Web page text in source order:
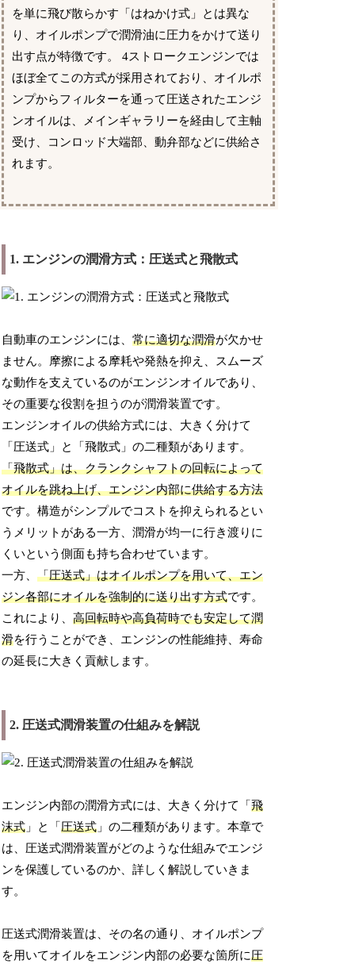
を単に飛び散らかす「はねかけ式」とは異な
り、オイルポンプで潤滑油に圧力をかけて送り
出す点が特徴です。 4ストロークエンジンでは
ほぼ全てこの方式が採用されており、オイルポ
ンプからフィルターを通って圧送されたエンジ
ンオイルは、メインギャラリーを経由して主軸
受け、コンロッド大端部、動弁部などに供給さ
れます。
1. エンジンの潤滑方式：圧送式と飛散式
自動車のエンジンには、常に適切な潤滑が欠かせ
ません。摩擦による摩耗や発熱を抑え、スムーズ
な動作を支えているのがエンジンオイルであり、
その重要な役割を担うのが潤滑装置です。
エンジンオイルの供給方式には、大きく分けて
「圧送式」と「飛散式」の二種類があります。
「飛散式」は、クランクシャフトの回転によって
オイルを跳ね上げ、エンジン内部に供給する方法
です。構造がシンプルでコストを抑えられるとい
うメリットがある一方、潤滑が均一に行き渡りに
くいという側面も持ち合わせています。
一方、「圧送式」はオイルポンプを用いて、エン
ジン各部にオイルを強制的に送り出す方式です。
これにより、高回転時や高負荷時でも安定して潤
滑を行うことができ、エンジンの性能維持、寿命
の延長に大きく貢献します。
2. 圧送式潤滑装置の仕組みを解説
エンジン内部の潤滑方式には、大きく分けて「飛
沫式 」と「圧送式 」の二種類があります。本章で
は、圧送式潤滑装置がどのような仕組みでエンジ
ンを保護しているのか、詳しく解説していきま
す。
圧送式潤滑装置は、その名の通り、オイルポンプ
を用いてオイルをエンジン内部の必要な箇所に圧